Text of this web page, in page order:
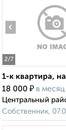
2/7
‹
1-к квартира,
18 000 ₽ в месяц
Центральный
Собственник,